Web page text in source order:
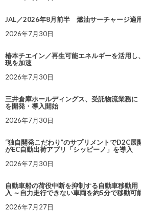
JAL／2026年8月前半 燃油サーチャージ適
2026年7月30日
椿本チエイン／再生可能エネルギーを活用
現を加速
2026年7月30日
三井倉庫ホールディングス、受託物流業務に
を開発・導入開始
2026年7月30日
“独自開発こだわり”のサプリメントでD2C展
がEC自動出荷アプリ「シッピーノ」を導入
2026年7月30日
自動車船の荷役中断を抑制する自動車移動
入 ～自力走行できない車両を約5分で移動可
2026年7月27日